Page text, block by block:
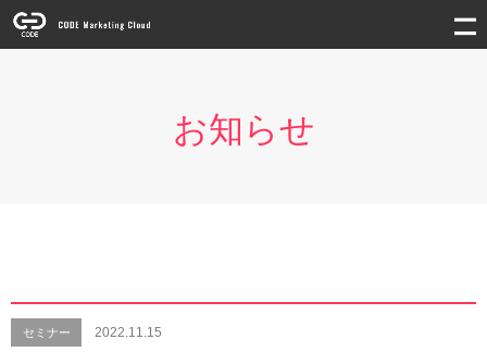
お知らせ
セミナー 2022.11.15